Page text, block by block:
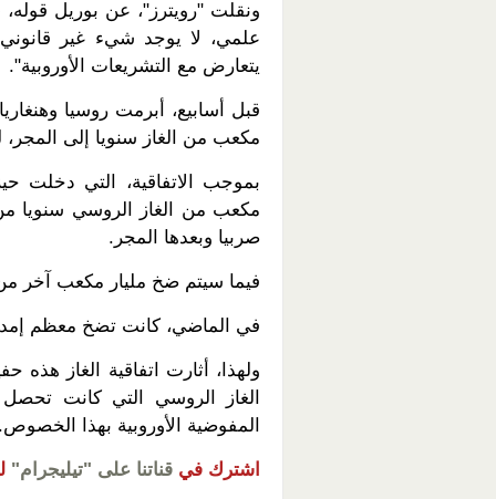
ونقلت "رويترز"، عن بوريل قوله،
علمي، لا يوجد شيء غير
يتعارض مع التشريعات الأوروبية".
مكعب من الغاز سنويا إلى المجر، لمدة
مكعب من الغاز الروسي سنويا
صربيا وبعدها المجر.
فيما سيتم ضخ مليار مكعب آخر من
في الماضي، كانت تضخ معظم
ولهذا، أثارت اتفاقية الغاز
الغاز الروسي التي كانت
المفوضية الأوروبية بهذا الخصوص.
اشترك في قناتنا على "تيليجرام"